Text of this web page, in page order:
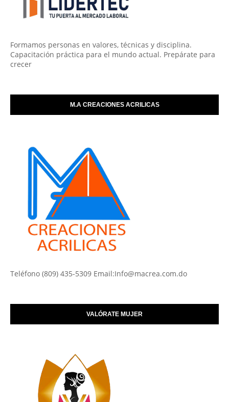
Formamos personas en valores, técnicas y disciplina.
Capacitación práctica para el mundo actual. Prepárate para
crecer
M.A CREACIONES ACRILICAS
Teléfono (809) 435-5309 Email:Info@macrea.com.do
VALÓRATE MUJER